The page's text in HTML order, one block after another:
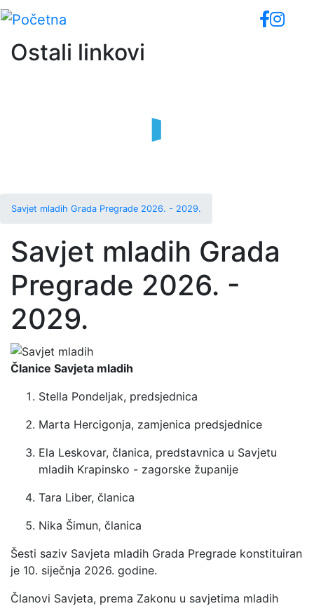
Skip
main
content
Savjet mladih Grada Pregrade 2026. - 2029.
Savjet mladih Grada
Pregrade 2026. -
2029.
Članice Savjeta mladih
Stella Pondeljak, predsjednica
Marta Hercigonja, zamjenica predsjednice
Ela Leskovar, članica, predstavnica u Savjetu
mladih Krapinsko - zagorske županije
Tara Liber, članica
Nika Šimun, članica
Šesti saziv Savjeta mladih Grada Pregrade konstituiran
je 10. siječnja 2026. godine.
Članovi Savjeta, prema Zakonu u savjetima mladih
Ostali linkovi